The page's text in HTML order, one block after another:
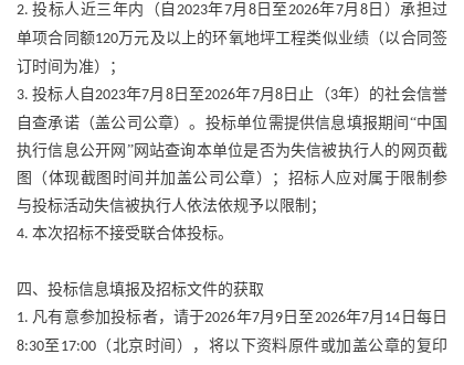
2.投标人近三年内（自 2023年7月 8日至2026年7月 8日）承担过
单项合同额120万元及以上的环氧地坪工程类似业绩（以合同签
订时间为准）；
3.投标人自 2023年7月 8日至2026年7月 8 日止（3年）的社会信誉
自查承诺（盖公司公章）。投标单位需提供信息填报期间“中国
执行信息公开网”网站查询本单位是否为失信被执行人的网页截
图（体现截图时间并加盖公司公章）；招标人应对属于限制参
与投标活动失信被执行人依法依规予以限制；
4. 本次招标不接受联合体投标。
四、投标信息填报及招标文件的获取
1.凡有意参加投标者，请于2026年7月 9 日至2026年7月 14 日每日
8:30至 17:00（北京时间），将以下资料原件或加盖公章的复印